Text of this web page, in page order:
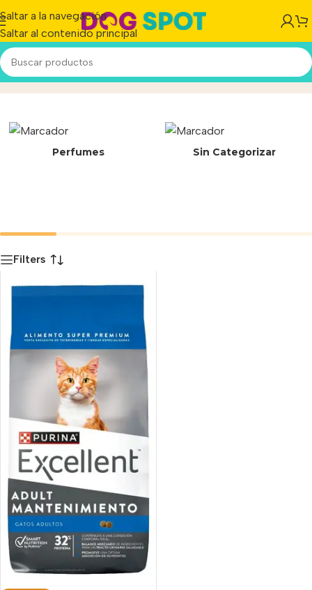
Saltar a la navegación
Saltar al contenido principal
Harina de cerdoInicio/Producto
Perfumes Sin Categorizar
Filters